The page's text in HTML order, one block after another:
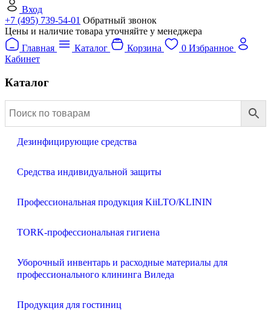
Вход
+7 (495) 739-54-01 Обратный звонок
Цены и наличие товара уточняйте у менеджера
Главная
Каталог Корзина 0 Избранное
Кабинет
Каталог
Дезинфицирующие средства
Средства индивидуальной защиты
Профессиональная продукция KiiLTO/KLININ
TORK-профессиональная гигиена
Уборочный инвентарь и расходные материалы для
профессионального клининга Виледа
Продукция для гостиниц